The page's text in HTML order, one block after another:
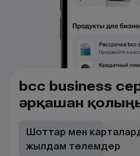
bcc business
әрқашан
Шоттар мен
жылдам төлемдер